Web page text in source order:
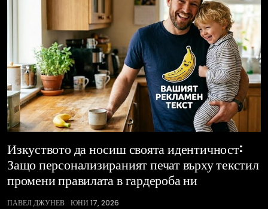
Изкуството да носиш своята идентичност:
Защо персонализираният печат върху текстил
промени правилата в гардероба ни
ПАВЕЛ ДЖУНЕВ ЮНИ 17, 2026